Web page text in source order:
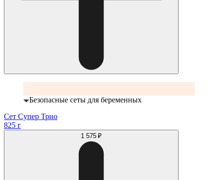
Безопасные сеты для беременных
Сет Супер Трио
825 г
1 575 ₽